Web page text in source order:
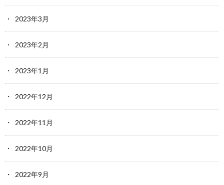
2023年3月
2023年2月
2023年1月
2022年12月
2022年11月
2022年10月
2022年9月